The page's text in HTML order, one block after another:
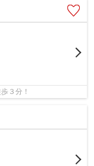
３分！